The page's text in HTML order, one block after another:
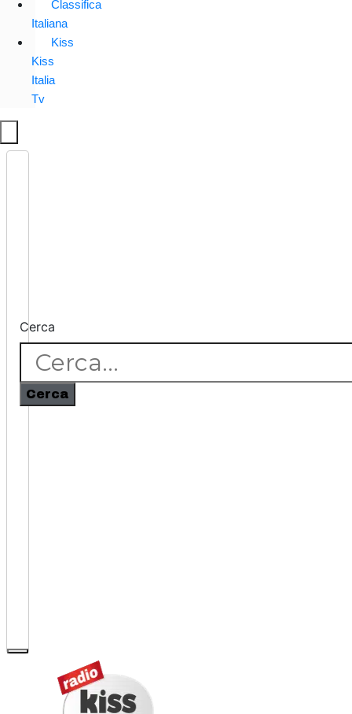
Classifica
Italiana
Kiss
Kiss
Italia
Tv
Cerca
Cerca